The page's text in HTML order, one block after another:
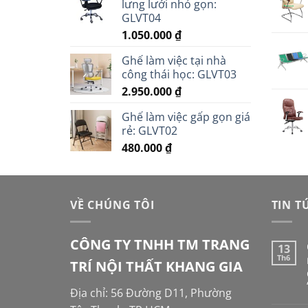
lưng lưới nhỏ gọn:
GLVT04
1.050.000₫
Ghế làm việc tại nhà
công thái học: GLVT03
2.950.000₫
Ghế làm việc gấp gọn giá
rẻ: GLVT02
480.000₫
VỀ CHÚNG TÔI
CÔNG TY TNHH TM TRANG
TRÍ NỘI THẤT KHANG GIA
Địa chỉ: 56 Đường D11, Phường
TIN
13
Th6